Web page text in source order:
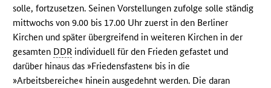
solle, fortzusetzen. Seinen Vorstellungen zufolge solle ständig
mittwochs von 9.00 bis 17.00 Uhr zuerst in den Berliner
Kirchen und später übergreifend in weiteren Kirchen in der
gesamten DDR individuell für den Frieden gefastet und
darüber hinaus das »Friedensfasten« bis in die
»Arbeitsbereiche« hinein ausgedehnt werden. Die daran